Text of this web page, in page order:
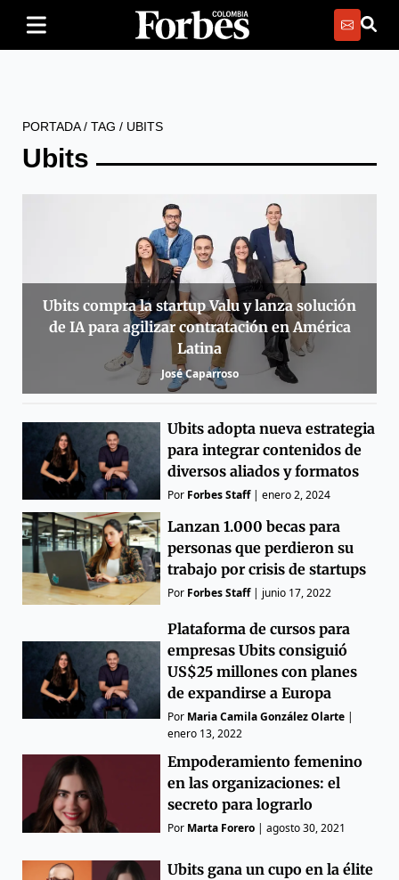
PORTADA/ TAG / UBITS
Ubits
Ubits compra la startup Valu y lanza solución
de IA para agilizar contratación en América
Latina
José Caparroso
Ubits adopta nueva estrategia
para integrar contenidos de
diversos aliados y formatos
Por Forbes Staff|enero 2, 2024
Lanzan 1.000 becas para
personas que perdieron su
trabajo por crisis de startups
Por Forbes Staff| junio 17, 2022
Plataforma de cursos para
empresas Ubits consiguió
US$25 millones con planes
de expandirse a Europa
Por Maria Camila González Olarte |
enero 13, 2022
Empoderamiento femenino
en las organizaciones: el
secreto para lograrlo
Por Marta Forero |agosto 30, 2021
Ubits gana un cupo en la élite